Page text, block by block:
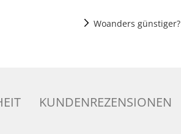
Woanders günstiger?
KUNDENREZENSIONEN